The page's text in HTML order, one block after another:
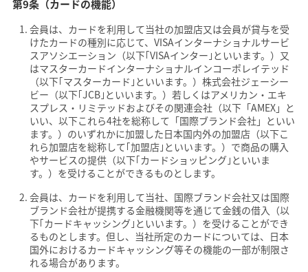
第9条（カードの機能）
会員は、カードを利用して当社の加盟店又は会員が貸与を受
けたカードの種別に応じて、VISAインターナショナルサービ
スアソシエーション（以下｢VISAインター｣といいます。）又
はマスターカードインターナショナルインコーポレイテッド
（以下｢マスターカード｣といいます。）株式会社ジェーシー
ビー（以下｢JCB｣といいます。）若しくはアメリカン・エキ
スプレス・リミテッドおよびその関連会社（以下「AMEX」と
いい、以下これら4社を総称して「国際ブランド会社」といい
ます。）のいずれかに加盟した日本国内外の加盟店（以下こ
れら加盟店を総称して｢加盟店｣といいます。）で商品の購入
やサービスの提供（以下｢カードショッピング｣といいま
す。）を受けることができるものとします。
会員は、カードを利用して当社、国際ブランド会社又は国際
ブランド会社が提携する金融機関等を通じて金銭の借入（以
下｢カードキャッシング｣といいます。）を受けることができ
るものとします。但し、当社所定のカードについては、日本
国外におけるカードキャッシング等その機能の一部が制限さ
れる場合があります。